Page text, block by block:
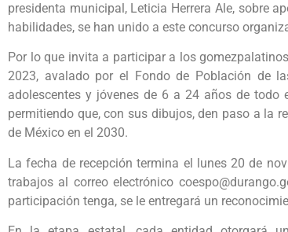
presidenta municipal, Leticia Herrera Ale, sobre
habilidades, se han unido a este concurso
Por lo que invita a participar a los
2023, avalado por el Fondo de Población de
adolescentes y jóvenes de 6 a 24 años de todo
permitiendo que, con sus dibujos, den paso a la
de México en el 2030.
La fecha de recepción termina el lunes 20 de
trabajos al correo electrónico
participación tenga, se le entregará un